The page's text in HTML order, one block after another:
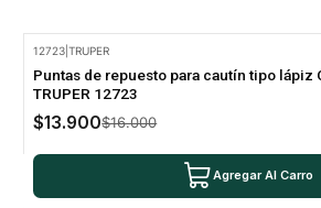
12723 |TRUPER
Puntas de repuesto para cautín tipo lápiz
TRUPER 12723
$13.900$16.000
Agregar Al Carro